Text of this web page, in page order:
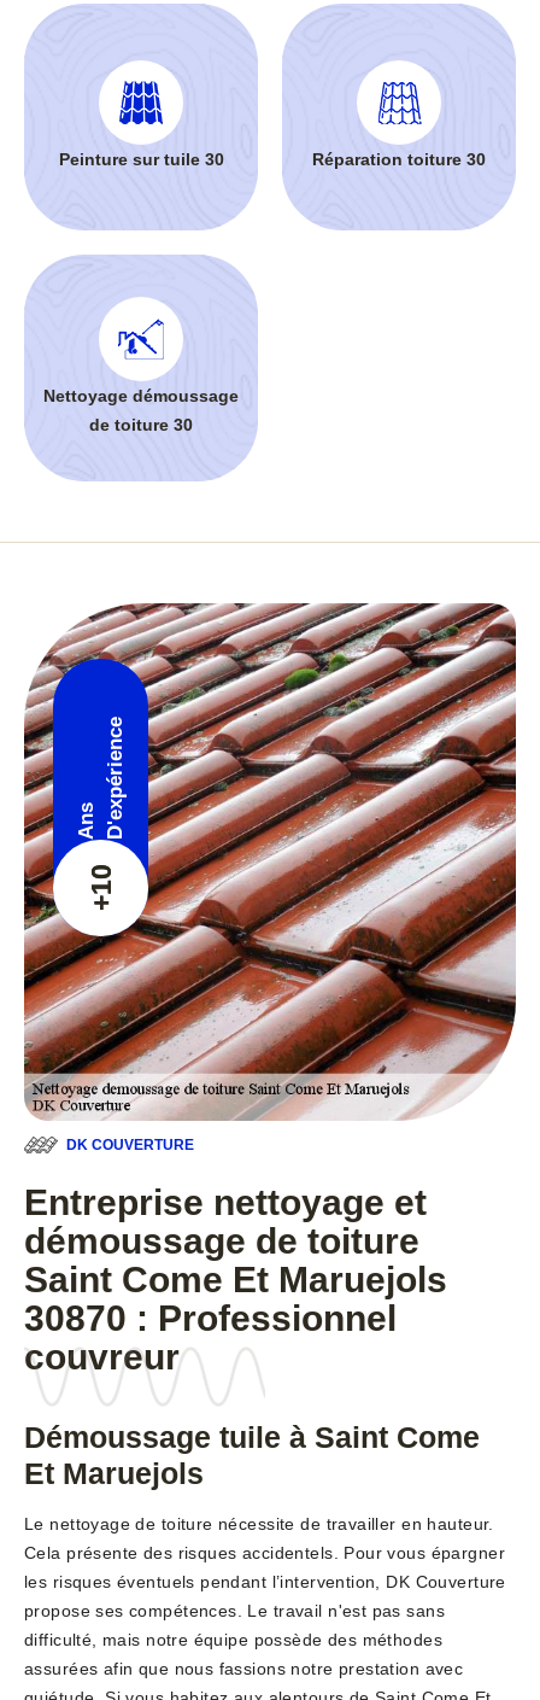
Peinture sur tuile 30 Réparation toiture 30
Nettoyage démoussage
de toiture 30
+10
Ans D'expérience
DK COUVERTURE
Entreprise nettoyage et
démoussage de toiture
Saint Come Et Maruejols
30870 : Professionnel
couvreur
Démoussage tuile à Saint Come
Et Maruejols
Le nettoyage de toiture nécessite de travailler en hauteur.
Cela présente des risques accidentels. Pour vous épargner
les risques éventuels pendant l’intervention, DK Couverture
propose ses compétences. Le travail n'est pas sans
difficulté, mais notre équipe possède des méthodes
assurées afin que nous fassions notre prestation avec